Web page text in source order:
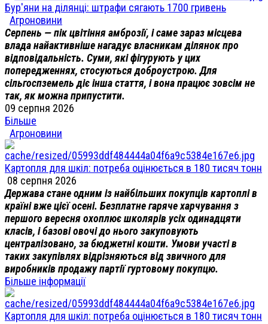
Бур'яни на ділянці: штрафи сягають 1700 гривень
Агроновини
Серпень — пік цвітіння амброзії, і саме зараз місцева
влада найактивніше нагадує власникам ділянок про
відповідальність. Суми, які фігурують у цих
попередженнях, стосуються доброустрою. Для
сільгоспземель діє інша стаття, і вона працює зовсім не
так, як можна припустити.
09 серпня 2026
Більше
Агроновини
Картопля для шкіл: потреба оцінюється в 180 тисяч тонн
08 серпня 2026
Держава стане одним із найбільших покупців картоплі в
країні вже цієї осені. Безплатне гаряче харчування з
першого вересня охоплює школярів усіх одинадцяти
класів, і базові овочі до нього закуповують
централізовано, за бюджетні кошти. Умови участі в
таких закупівлях відрізняються від звичного для
виробників продажу партії гуртовому покупцю.
Більше інформації
Картопля для шкіл: потреба оцінюється в 180 тисяч тонн